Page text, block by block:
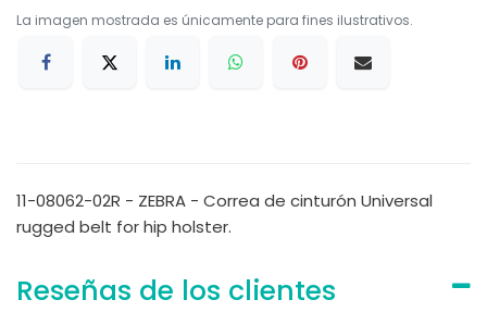
La imagen mostrada es únicamente para fines ilustrativos.
11-08062-02R - ZEBRA - Correa de cinturón Universal
rugged belt for hip holster.
Reseñas de los clientes